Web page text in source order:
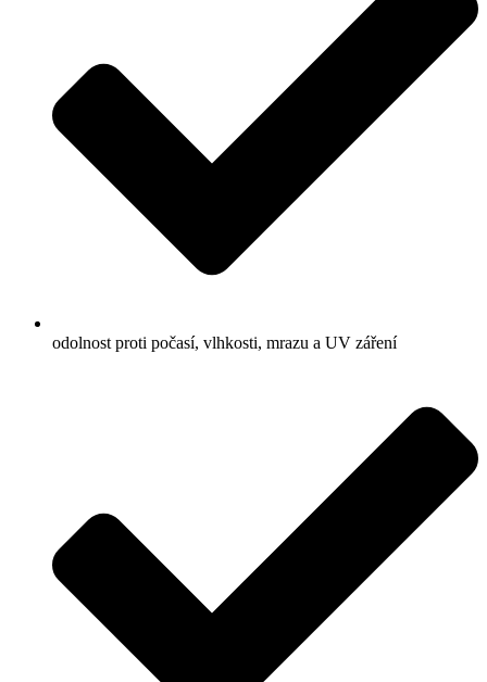
odolnost proti počasí, vlhkosti, mrazu a UV záření